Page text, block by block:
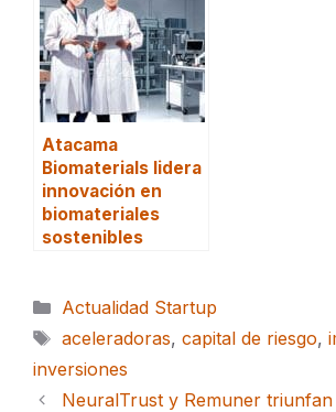
Atacama
Biomaterials lidera
innovación en
biomateriales
sostenibles
Categorías
Actualidad Startup
Etiquetas
aceleradoras, capital de riesgo,
inversiones
NeuralTrust y Remuner